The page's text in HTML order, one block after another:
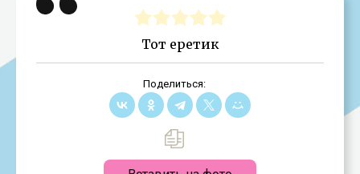
Тот еретик
Поделиться: